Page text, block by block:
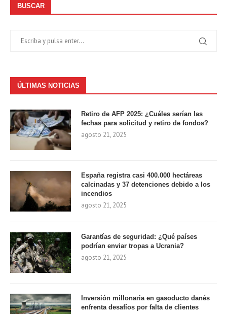
BUSCAR
ÚLTIMAS NOTICIAS
Retiro de AFP 2025: ¿Cuáles serían las
fechas para solicitud y retiro de fondos?
agosto 21, 2025
España registra casi 400.000 hectáreas
calcinadas y 37 detenciones debido a los
incendios
agosto 21, 2025
Garantías de seguridad: ¿Qué países
podrían enviar tropas a Ucrania?
agosto 21, 2025
Inversión millonaria en gasoducto danés
enfrenta desafíos por falta de clientes